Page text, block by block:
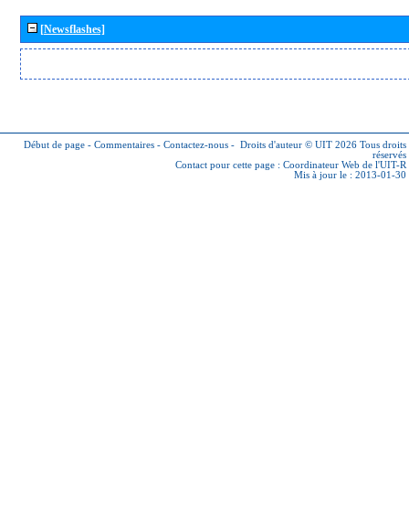
[Newsflashes]
Début de page - Commentaires - Contactez-nous - Droits d'auteur © UIT 2026 Tous droits
réservés
Contact pour cette page : Coordinateur Web de l'UIT-R
Mis à jour le : 2013-01-30